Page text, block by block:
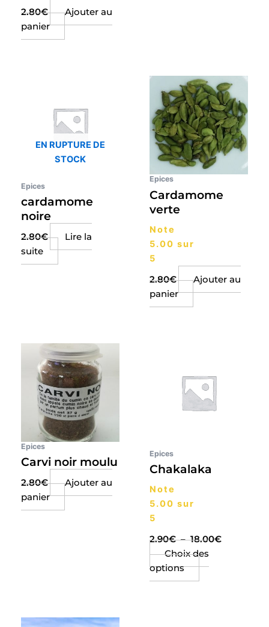
2.80€
Ajouter au
panier
EN RUPTURE DE
STOCK
Epices
cardamome
noire
2.80€
Lire la
suite
Epices
Cardamome
verte
Note
5.00 sur
5
2.80€
Ajouter au
panier
Epices
Carvi noir moulu
2.80€
Ajouter au
panier
Epices
Chakalaka
Note
5.00 sur
5
2.90€ – 18.00€
Choix des
options
plusieurs
variations.
Les
choisies
produit
Ce